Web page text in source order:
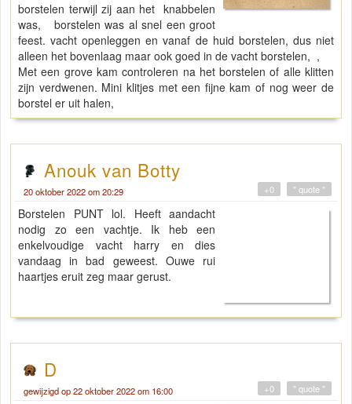
borstelen terwijl zij aan het knabbelen
was, borstelen was al snel een groot
feest. vacht openleggen en vanaf de huid borstelen, dus niet
alleen het bovenlaag maar ook goed in de vacht borstelen, ,
Met een grove kam controleren na het borstelen of alle klitten
zijn verdwenen. Mini klitjes met een fijne kam of nog weer de
borstel er uit halen,
Anouk van Botty
20 oktober 2022 om 20:29 " quote "
+0
Borstelen PUNT lol. Heeft aandacht
nodig zo een vachtje. Ik heb een
enkelvoudige vacht harry en dies
vandaag in bad geweest. Ouwe rui
haartjes eruit zeg maar gerust.
D
gewijzigd op 22 oktober 2022 om 16:00 " quote "
+0